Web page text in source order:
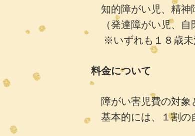
知的障がい児、精神
（発達障がい児、自
※いずれも１８歳未
料金について
障がい害児費の対象
基本的には、１割の